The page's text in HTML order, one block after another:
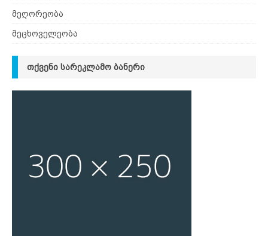
მეღორეობა
მეცხოველეობა
ᲗᲥᲕᲔᲜᲘ ᲡᲐᲠᲔᲙᲚᲐᲛᲝ ᲑᲐᲜᲔᲠᲘ